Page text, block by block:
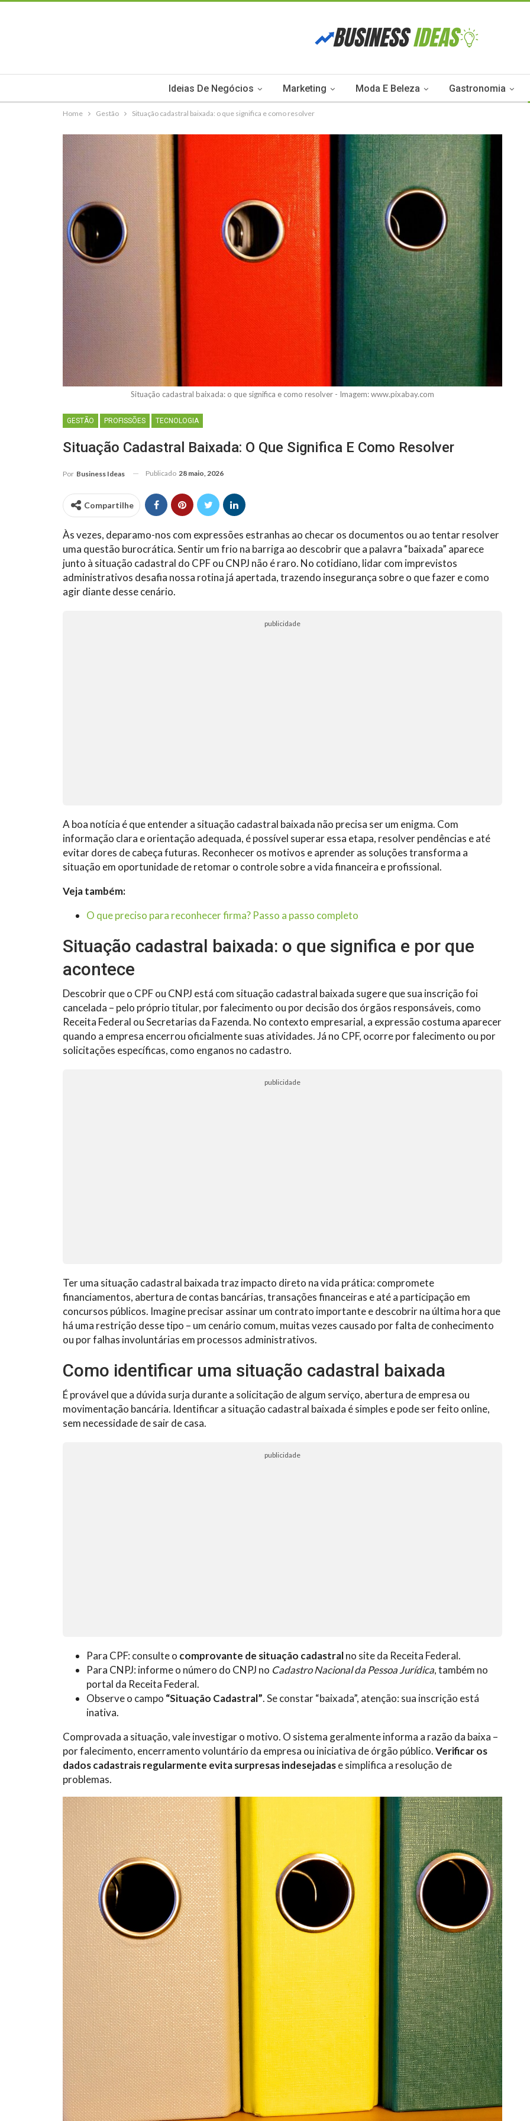
Ideias De Negócios Marketing Moda E Beleza Gastronomia
Home Gestão Situação cadastral baixada: o que significa e como resolver
Situação cadastral baixada: o que significa e como resolver - Imagem: www.pixabay.com
GESTÃO PROFISSÕES TECNOLOGIA
Situação Cadastral Baixada: O Que Significa E Como Resolver
Por Business Ideas Publicado 28 maio, 2026
Compartilhe
Às vezes, deparamo-nos com expressões estranhas ao checar os documentos ou ao tentar resolver
uma questão burocrática. Sentir um frio na barriga ao descobrir que a palavra “baixada” aparece
junto à situação cadastral do CPF ou CNPJ não é raro. No cotidiano, lidar com imprevistos
administrativos desafia nossa rotina já apertada, trazendo insegurança sobre o que fazer e como
agir diante desse cenário.
publicidade
A boa notícia é que entender a situação cadastral baixada não precisa ser um enigma. Com
informação clara e orientação adequada, é possível superar essa etapa, resolver pendências e até
evitar dores de cabeça futuras. Reconhecer os motivos e aprender as soluções transforma a
situação em oportunidade de retomar o controle sobre a vida financeira e profissional.
Veja também:
O que preciso para reconhecer firma? Passo a passo completo
Situação cadastral baixada: o que significa e por que
acontece
Descobrir que o CPF ou CNPJ está com situação cadastral baixada sugere que sua inscrição foi
cancelada – pelo próprio titular, por falecimento ou por decisão dos órgãos responsáveis, como
Receita Federal ou Secretarias da Fazenda. No contexto empresarial, a expressão costuma aparecer
quando a empresa encerrou oficialmente suas atividades. Já no CPF, ocorre por falecimento ou por
solicitações específicas, como enganos no cadastro.
publicidade
Ter uma situação cadastral baixada traz impacto direto na vida prática: compromete
financiamentos, abertura de contas bancárias, transações financeiras e até a participação em
concursos públicos. Imagine precisar assinar um contrato importante e descobrir na última hora que
há uma restrição desse tipo – um cenário comum, muitas vezes causado por falta de conhecimento
ou por falhas involuntárias em processos administrativos.
Como identificar uma situação cadastral baixada
É provável que a dúvida surja durante a solicitação de algum serviço, abertura de empresa ou
movimentação bancária. Identificar a situação cadastral baixada é simples e pode ser feito online,
sem necessidade de sair de casa.
publicidade
Para CPF: consulte o comprovante de situação cadastralno site da Receita Federal.
Para CNPJ: informe o número do CNPJ no Cadastro Nacional da Pessoa Jurídica, também no
portal da Receita Federal.
Observe o campo “Situação Cadastral”. Se constar “baixada”, atenção: sua inscrição está
inativa.
Comprovada a situação, vale investigar o motivo. O sistema geralmente informa a razão da baixa –
por falecimento, encerramento voluntário da empresa ou iniciativa de órgão público.Verificar os
dados cadastrais regularmente evita surpresas indesejadase simplifica a resolução de
problemas.